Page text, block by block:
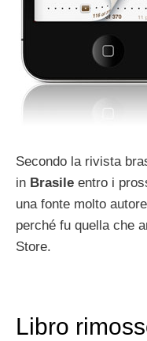
Secondo la rivista
in Brasile entro i
una fonte molto
perché fu quella che
Store.
Libro